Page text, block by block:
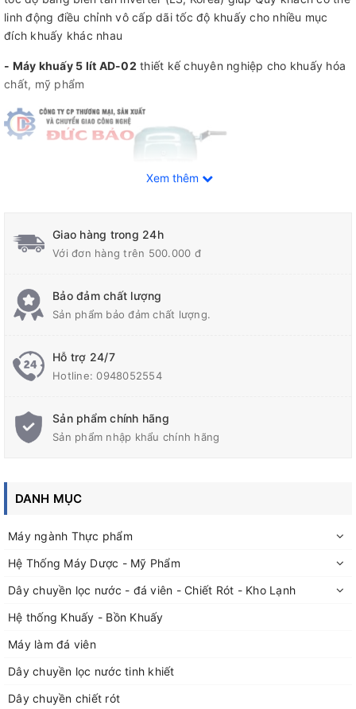
linh động điều chỉnh vô cấp dãi tốc độ khuấy cho nhiều mục
đích khuấy khác nhau
- Máy khuấy 5 lít AD-02 thiết kế chuyên nghiệp cho khuấy hóa
chất, mỹ phẩm
THÔNG SỐ CHÍNH MÁY KHUẤY
5 LÍT AD-02
- Dung tích làm việc: 01-05 lít hoặc 05-20 lít ( tùy vào độ nhớt
dung dịch khuấy )
- Cánh khuấy phân tán, inox 304
- Tốc độ khuấy: 0~1450 vòng/phút
- Sử dụng điệp áp 1 phase ( 220 volt )
Xem thêm
Giao hàng trong 24h
Với đơn hàng trên 500.000 đ
Bảo đảm chất lượng
Sản phẩm bảo đảm chất lượng.
Hỗ trợ 24/7
Hotline:0948052554
Sản phẩm chính hãng
Sản phẩm nhập khẩu chính hãng
DANH MỤC
Máy ngành Thực phẩm
Hệ Thống Máy Dược - Mỹ Phẩm
Dây chuyền lọc nước - đá viên - Chiết Rót - Kho Lạnh
Hệ thống Khuấy - Bồn Khuấy
Máy làm đá viên
Dây chuyền lọc nước tinh khiết
Dây chuyền chiết rót